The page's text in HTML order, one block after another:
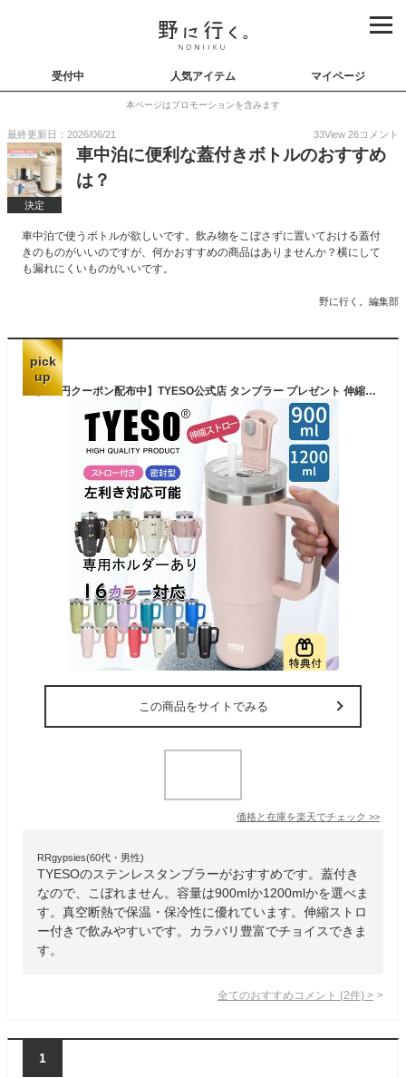
受付中 人気アイテム マイページ
本ページはプロモーションを含みます
最終更新日：2026/06/21 33View 26コメント
決定
車中泊に便利な蓋付きボトルのおすすめ
は？
車中泊で使うボトルが欲しいです。飲み物をこぼさずに置いておける蓋付
きのものがいいのですが、何かおすすめの商品はありませんか？横にして
も漏れにくいものがいいです。
野に行く。編集部
pick
up
【500円クーポン配布中】TYESO公式店 タンブラー プレゼント 伸縮ストロー付き 蓋付き 大容量 ステンレス 二重構造 真空断熱 保温 保冷 おしゃれ ドライブ 車 900ml 1200ml 1L 1リットル結露しない コーヒータンブラー マグボトル ウォーターボトル 補水対策
この商品をサイトでみる
価格と在庫を楽天でチェック >>
RRgypsies(60代・男性)
TYESOのステンレスタンブラーがおすすめです。蓋付き
なので、こぼれません。容量は900mlか1200mlかを選べま
す。真空断熱で保温・保冷性に優れています。伸縮ストロ
ー付きで飲みやすいです。カラバリ豊富でチョイスできま
す。
全てのおすすめコメント (2件) >
1